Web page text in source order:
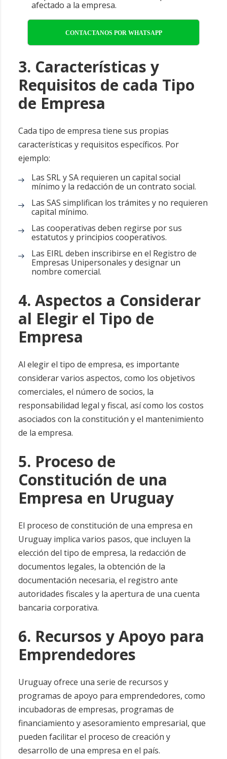
afectado a la empresa.
CONTACTANOS POR WHATSAPP
3. Características y
Requisitos de cada Tipo
de Empresa
Cada tipo de empresa tiene sus propias
características y requisitos específicos. Por
ejemplo:
Las SRL y SA requieren un capital social
mínimo y la redacción de un contrato social.
Las SAS simplifican los trámites y no requieren
capital mínimo.
Las cooperativas deben regirse por sus
estatutos y principios cooperativos.
Las EIRL deben inscribirse en el Registro de
Empresas Unipersonales y designar un
nombre comercial.
4. Aspectos a Considerar
al Elegir el Tipo de
Empresa
Al elegir el tipo de empresa, es importante
considerar varios aspectos, como los objetivos
comerciales, el número de socios, la
responsabilidad legal y fiscal, así como los costos
asociados con la constitución y el mantenimiento
de la empresa.
5. Proceso de
Constitución de una
Empresa en Uruguay
El proceso de constitución de una empresa en
Uruguay implica varios pasos, que incluyen la
elección del tipo de empresa, la redacción de
documentos legales, la obtención de la
documentación necesaria, el registro ante
autoridades fiscales y la apertura de una cuenta
bancaria corporativa.
6. Recursos y Apoyo para
Emprendedores
Uruguay ofrece una serie de recursos y
programas de apoyo para emprendedores, como
incubadoras de empresas, programas de
financiamiento y asesoramiento empresarial, que
pueden facilitar el proceso de creación y
desarrollo de una empresa en el país.